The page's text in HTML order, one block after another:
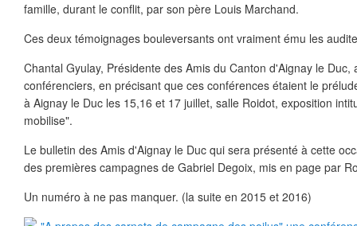
famille, durant le conflit, par son père Louis Marchand.
Ces deux témoignages bouleversants ont vraiment ému les
Chantal Gyulay, Présidente des Amis du Canton d'Aignay le Duc,
conférenciers, en précisant que ces conférences étaient le
à Aignay le Duc les 15,16 et 17 juillet, salle Roidot, exposition
mobilise".
Le bulletin des Amis d'Aignay le Duc qui sera présenté à cette
des premières campagnes de Gabriel Degoix, mis en page par
Un numéro à ne pas manquer. (la suite en 2015 et 2016)